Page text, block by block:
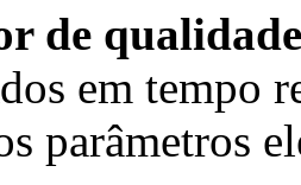
de
em tempo
parâmetros